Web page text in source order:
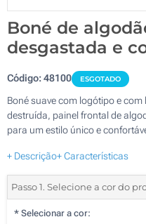
Boné de
desgastada e
Código:48100 ESGOTADO
Boné suave com logótipo e
destruída, painel frontal de
para um estilo único e
+ Descrição+ Características
Passo 1. Selecione a cor do
* Selecionar a cor: